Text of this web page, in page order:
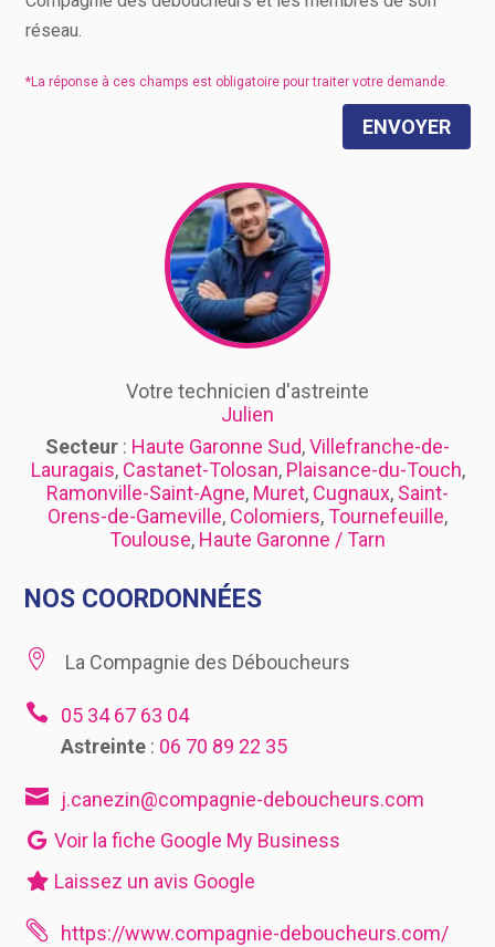
réseau.
ENVOYER
Votre technicien d'astreinte
Julien
Secteur : Haute Garonne Sud,Villefranche-de-
Lauragais, Castanet-Tolosan, Plaisance-du-Touch,
Ramonville-Saint-Agne, Muret, Cugnaux, Saint-
Orens-de-Gameville, Colomiers,Tournefeuille,
Toulouse, Haute Garonne / Tarn
NOS COORDONNÉES
 La Compagnie des Déboucheurs

05 34 67 63 04
Astreinte: 06 70 89 22 35

j.canezin@compagnie-deboucheurs.com
Voir la fiche Google My Business
Laissez un avis Google
 https://www.compagnie-deboucheurs.com/